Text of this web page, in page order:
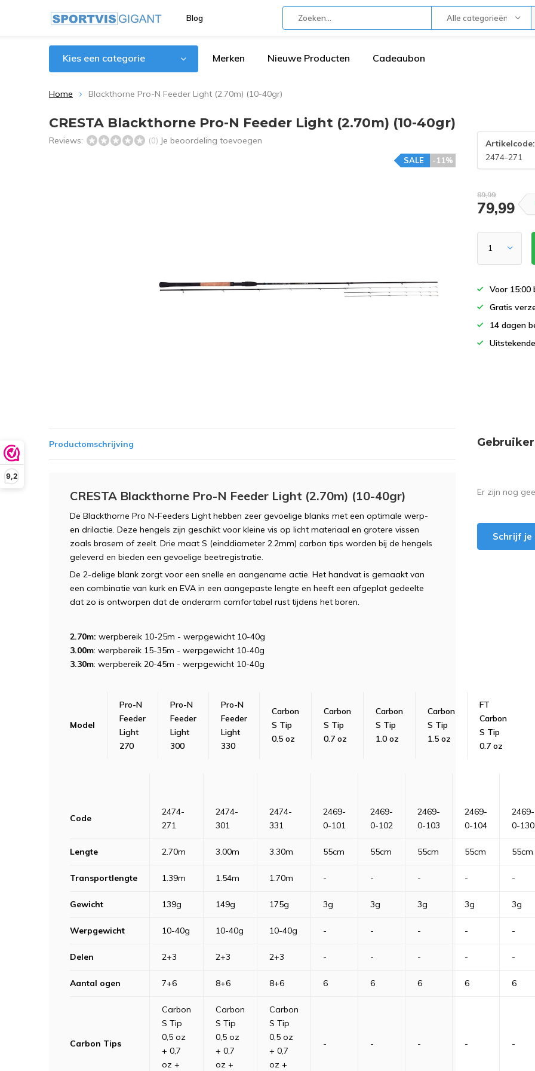
9,2
Blog Alle categorieën
Kies een categorie Merken Nieuwe Producten Cadeaubon
Home Blackthorne Pro-N Feeder Light (2.70m) (10-40gr)
CRESTA Blackthorne Pro-N Feeder Light (2.70m) (10-40gr)
Reviews: (0) Je beoordeling toevoegen
-11%
SALE
Artikelcode:
2474-271
89,99
79,99
Voor 15:00
Gratis
14 dagen
Productomschrijving
CRESTA Blackthorne Pro-N Feeder Light (2.70m) (10-40gr)
De Blackthorne Pro N-Feeders Light hebben zeer gevoelige blanks met een optimale werp-
en drilactie. Deze hengels zijn geschikt voor kleine vis op licht materiaal en grotere vissen
zoals brasem of zeelt. Drie maat S (einddiameter 2.2mm) carbon tips worden bij de hengels
geleverd en bieden een gevoelige beetregistratie.
De 2-delige blank zorgt voor een snelle en aangename actie. Het handvat is gemaakt van
een combinatie van kurk en EVA in een aangepaste lengte en heeft een afgeplat gedeelte
dat zo is ontworpen dat de onderarm comfortabel rust tijdens het boren.
2.70m: werpbereik 10-25m - werpgewicht 10-40g
3.00m: werpbereik 15-35m - werpgewicht 10-40g
3.30m: werpbereik 20-45m - werpgewicht 10-40g
Model
Pro-N
Feeder
Light
270
Pro-N
Feeder
Light
300
Pro-N
Feeder
Light
330
Carbon
S Tip
0.5 oz
Carbon
S Tip
0.7 oz
Carbon
S Tip
1.0 oz
Carbon
S Tip
1.5 oz
FT
Carbon
S Tip
0.7 oz
Code
2474-
271
2474-
301
2474-
331
2469-
0-101
2469-
0-102
2469-
0-103
2469-
0-104
2469-
0-130
Lengte 2.70m 3.00m 3.30m 55cm 55cm 55cm 55cm 55cm
Transportlengte 1.39m 1.54m 1.70m - - - - -
Gewicht 139g 149g 175g 3g 3g 3g 3g 3g
Werpgewicht 10-40g 10-40g 10-40g - - - - -
Delen 2+3 2+3 2+3 - - - - -
Aantal ogen 7+6 8+6 8+6 6 6 6 6 6
Carbon Tips
Carbon
S Tip
0,5 oz
+ 0,7
oz +
Carbon
S Tip
0,5 oz
+ 0,7
oz +
Carbon
S Tip
0,5 oz
+ 0,7
oz +
- - - - -
Er zijn nog
Schrijf